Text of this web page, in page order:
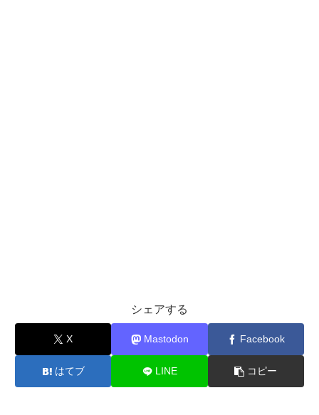
シェアする
X Mastodon Facebook
はてブ LINE コピー